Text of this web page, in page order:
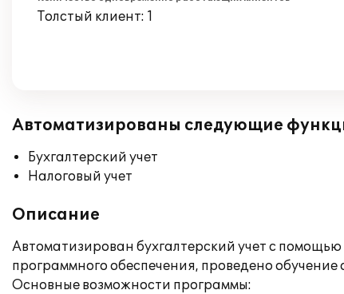
Толстый клиент: 1
Автоматизированы следующие
Бухгалтерский учет
Налоговый учет
Описание
Автоматизирован бухгалтерский учет с
программного обеспечения, проведено
Основные возможности программы: